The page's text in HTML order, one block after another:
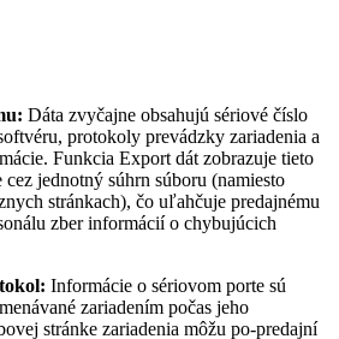
Dáta zvyčajne obsahujú sériové číslo
protokoly prevádzky zariadenia a
Funkcia Export dát zobrazuje tieto
jednotný súhrn súboru (namiesto
stránkach), čo uľahčuje predajnému
zber informácií o chybujúcich
Informácie o sériovom porte sú
zariadením počas jeho
stránke zariadenia môžu po-predajní